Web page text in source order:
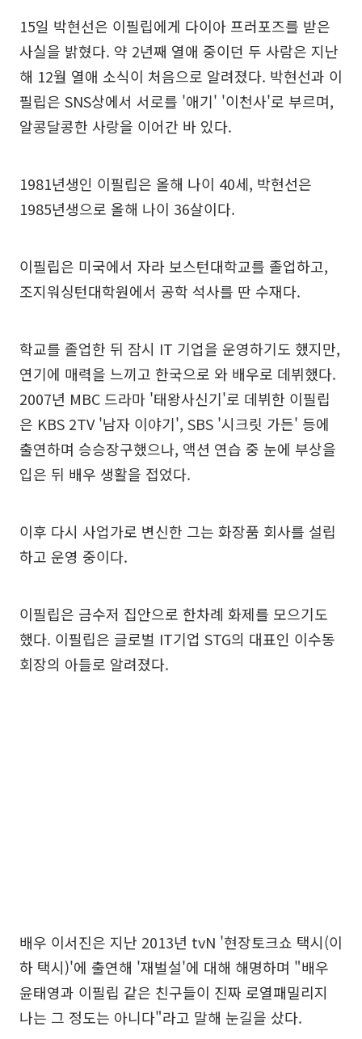
15일 박현선은 이필립에게 다이아 프러포즈를 받은
사실을 밝혔다. 약 2년째 열애 중이던 두 사람은 지난
해 12월 열애 소식이 처음으로 알려졌다. 박현선과 이
필립은 SNS상에서 서로를 '애기' '이천사'로 부르며,
알콩달콩한 사랑을 이어간 바 있다.
1981년생인 이필립은 올해 나이 40세, 박현선은
1985년생으로 올해 나이 36살이다.
이필립은 미국에서 자라 보스턴대학교를 졸업하고,
조지워싱턴대학원에서 공학 석사를 딴 수재다.
학교를 졸업한 뒤 잠시 IT 기업을 운영하기도 했지만,
연기에 매력을 느끼고 한국으로 와 배우로 데뷔했다.
2007년 MBC 드라마 '태왕사신기'로 데뷔한 이필립
은 KBS 2TV '남자 이야기', SBS '시크릿 가든' 등에
출연하며 승승장구했으나, 액션 연습 중 눈에 부상을
입은 뒤 배우 생활을 접었다.
이후 다시 사업가로 변신한 그는 화장품 회사를 설립
하고 운영 중이다.
이필립은 금수저 집안으로 한차례 화제를 모으기도
했다. 이필립은 글로벌 IT기업 STG의 대표인 이수동
회장의 아들로 알려졌다.
배우 이서진은 지난 2013년 tvN '현장토크쇼 택시(이
하 택시)'에 출연해 '재벌설'에 대해 해명하며 "배우
윤태영과 이필립 같은 친구들이 진짜 로열패밀리지
나는 그 정도는 아니다"라고 말해 눈길을 샀다.